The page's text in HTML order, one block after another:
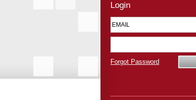
Login
Forgot Password